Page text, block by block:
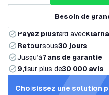
Besoin de
Payez plustard avecKlarna
Retoursous30 jours
Jusqu’à7 ans de garantie
9,1sur plus de30 000 avis
Choisissez une solution